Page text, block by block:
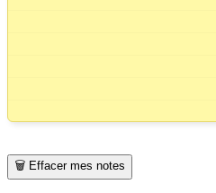
🗑️ Effacer mes notes